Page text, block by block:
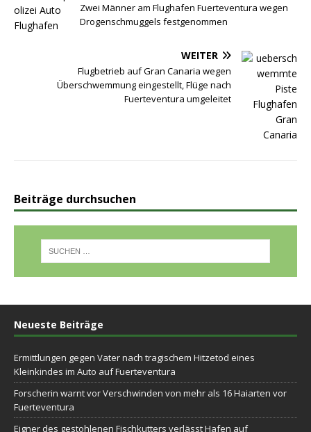
Zwei Männer am Flughafen Fuerteventura wegen
Drogenschmuggels festgenommen
WEITER
Flugbetrieb auf Gran Canaria wegen
Überschwemmung eingestellt, Flüge nach
Fuerteventura umgeleitet
Beiträge durchsuchen
Neueste Beiträge
Ermittlungen gegen Vater nach tragischem Hitzetod eines
Kleinkindes im Auto auf Fuerteventura
Forscherin warnt vor Verschwinden von mehr als 16 Haiarten vor
Fuerteventura
Eigner des gestohlenen Fischkutters verlässt Hafen auf